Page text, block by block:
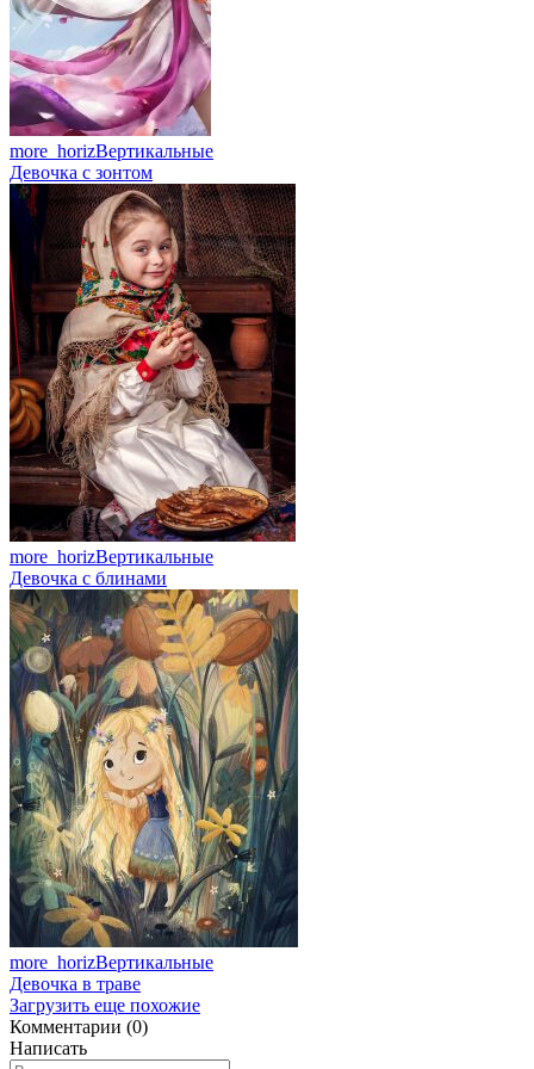
more_horizВертикальные
Девочка с зонтом
more_horizВертикальные
Девочка с блинами
more_horizВертикальные
Девочка в траве
Загрузить еще похожие
Комментарии (0)
Написать